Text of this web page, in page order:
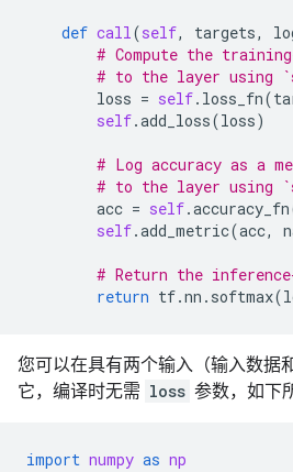
def call(self, targets,
# Compute the
# to the layer using
loss = self. loss_fn(
self.add_loss(loss)
# Log accuracy as a
# to the layer using
acc = self.accuracy_fn
self.add_metric(acc,
# Return the
return tf.nn . softmax(
您可以在具有两个输入（输入数据
它，编译时无需 loss 参数，如下
import numpy as np